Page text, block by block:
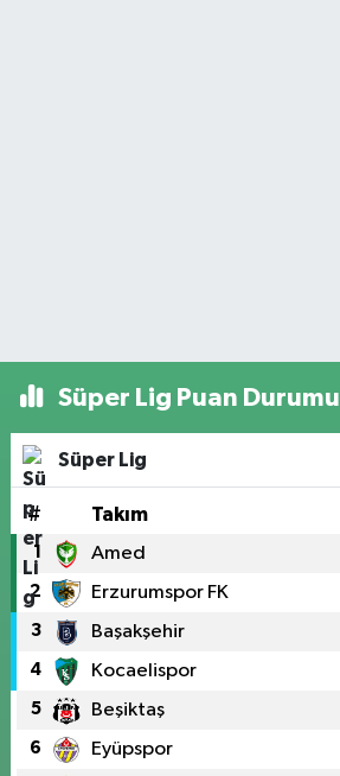
Süper Lig Puan Durumu
Süper Lig
# Takım
1 Amed
2 Erzurumspor FK
3 Başakşehir
4 Kocaelispor
5 Beşiktaş
6 Eyüpspor